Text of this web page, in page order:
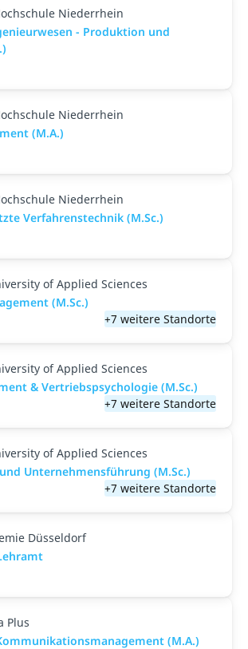
Niederrhein
- Produktion und
Niederrhein
(M.A.)
Niederrhein
Verfahrenstechnik (M.Sc.)
of Applied Sciences
(M.Sc.)
+7 weitere Standorte
of Applied Sciences
& Vertriebspsychologie (M.Sc.)
+7 weitere Standorte
of Applied Sciences
Unternehmensführung (M.Sc.)
+7 weitere Standorte
Düsseldorf
Plus
(M.A.)